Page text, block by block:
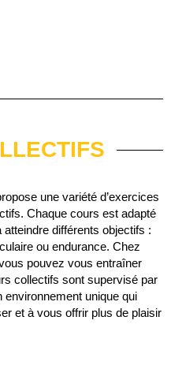
une variété d’exercices
Chaque cours est adapté
différents objectifs :
ou endurance. Chez
pouvez vous entraîner
collectifs sont supervisé par
unique qui
et à vous offrir plus de plaisir